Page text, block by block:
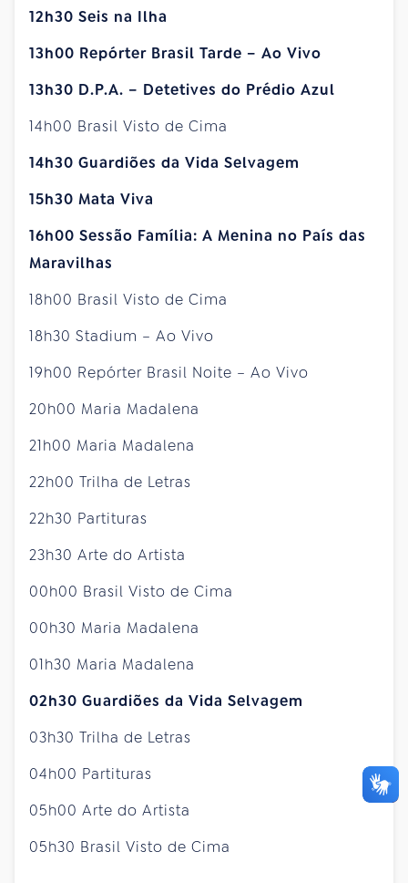
12h30 Seis na Ilha
13h00 Repórter Brasil Tarde – Ao Vivo
13h30 D.P.A. – Detetives do Prédio Azul
14h00 Brasil Visto de Cima
14h30 Guardiões da Vida Selvagem
15h30 Mata Viva
16h00 Sessão Família: A Menina no País das
Maravilhas
18h00 Brasil Visto de Cima
18h30 Stadium – Ao Vivo
19h00 Repórter Brasil Noite – Ao Vivo
20h00 Maria Madalena
21h00 Maria Madalena
22h00 Trilha de Letras
22h30 Partituras
23h30 Arte do Artista
00h00 Brasil Visto de Cima
00h30 Maria Madalena
01h30 Maria Madalena
02h30 Guardiões da Vida Selvagem
03h30 Trilha de Letras
04h00 Partituras
05h00 Arte do Artista
05h30 Brasil Visto de Cima